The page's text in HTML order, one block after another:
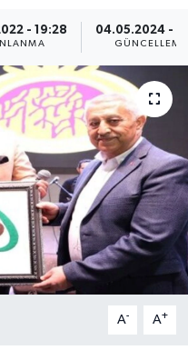
- 19:28 04.05.2024 -
GÜNCELLEME
A- A+